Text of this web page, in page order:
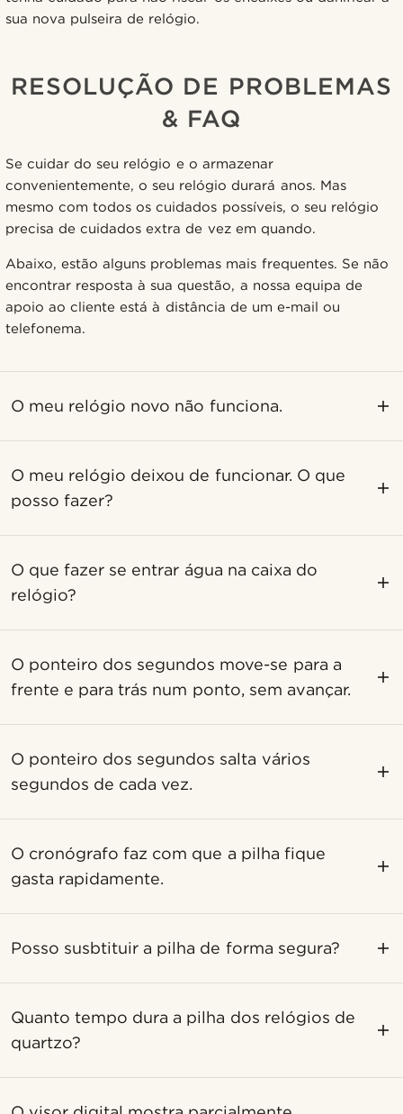
sua nova pulseira de relógio.
RESOLUÇÃO DE PROBLEMAS
& FAQ
Se cuidar do seu relógio e o armazenar
convenientemente, o seu relógio durará anos. Mas
mesmo com todos os cuidados possíveis, o seu relógio
precisa de cuidados extra de vez em quando.
Abaixo, estão alguns problemas mais frequentes. Se não
encontrar resposta à sua questão, a nossa equipa de
apoio ao cliente está à distância de um e-mail ou
telefonema.
O meu relógio novo não funciona.
O meu relógio deixou de funcionar. O que
posso fazer?
O que fazer se entrar água na caixa do
relógio?
O ponteiro dos segundos move-se para a
frente e para trás num ponto, sem avançar.
O ponteiro dos segundos salta vários
segundos de cada vez.
O cronógrafo faz com que a pilha fique
gasta rapidamente.
Posso susbtituir a pilha de forma segura?
Quanto tempo dura a pilha dos relógios de
quartzo?